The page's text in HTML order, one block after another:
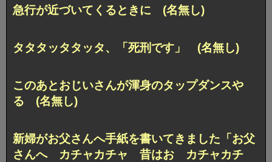
急行が近づいてくるときに (名無し)
タタタッタタッタ、「死刑です」 (名無し)
このあとおじいさんが渾身のタップダンスや
る (名無し)
新婦がお父さんへ手紙を書いてきました「お父
さんへ カチャカチャ 昔はお カチャカチ